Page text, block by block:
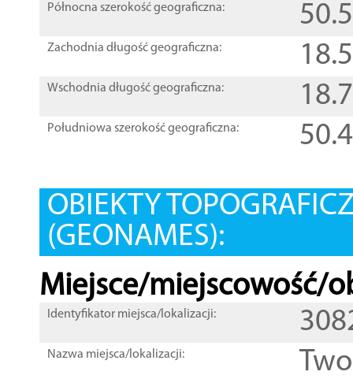
Północna szerokość geograficzna:
Zachodnia długość geograficzna:
Wschodnia długość geograficzna:
Południowa szerokość geograficzna:
OBIEKTY
(GEONAMES):
Miejsce/miejscowość/
Identyfikator miejsca/lokalizacji:
Nazwa miejsca/lokalizacji: